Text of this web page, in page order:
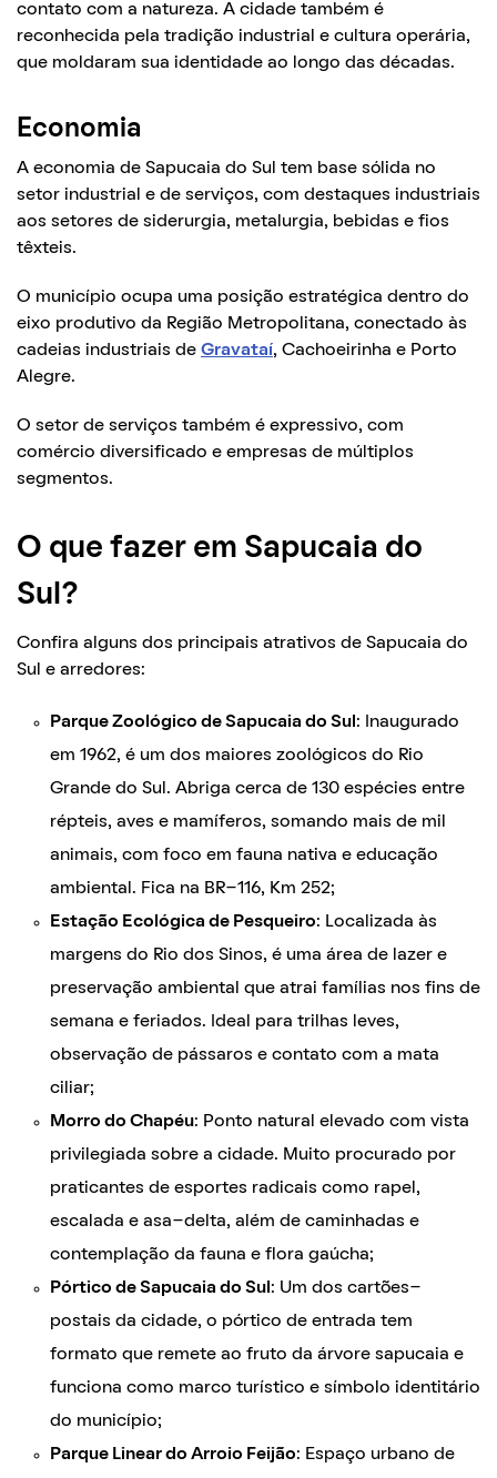
contato com a natureza. A cidade também é
reconhecida pela tradição industrial e cultura operária,
que moldaram sua identidade ao longo das décadas.
Economia
A economia de Sapucaia do Sul tem base sólida no
setor industrial e de serviços, com destaques industriais
aos setores de siderurgia, metalurgia, bebidas e fios
têxteis.
O município ocupa uma posição estratégica dentro do
eixo produtivo da Região Metropolitana, conectado às
cadeias industriais de Gravataí, Cachoeirinha e Porto
Alegre.
O setor de serviços também é expressivo, com
comércio diversificado e empresas de múltiplos
segmentos.
O que fazer em Sapucaia do
Sul?
Confira alguns dos principais atrativos de Sapucaia do
Sul e arredores:
Parque Zoológico de Sapucaia do Sul : Inaugurado
em 1962, é um dos maiores zoológicos do Rio
Grande do Sul. Abriga cerca de 130 espécies entre
répteis, aves e mamíferos, somando mais de mil
animais, com foco em fauna nativa e educação
ambiental. Fica na BR-116, Km 252;
Estação Ecológica de Pesqueiro: Localizada às
margens do Rio dos Sinos, é uma área de lazer e
preservação ambiental que atrai famílias nos fins de
semana e feriados. Ideal para trilhas leves,
observação de pássaros e contato com a mata
ciliar;
Morro do Chapéu: Ponto natural elevado com vista
privilegiada sobre a cidade. Muito procurado por
praticantes de esportes radicais como rapel,
escalada e asa-delta, além de caminhadas e
contemplação da fauna e flora gaúcha;
Pórtico de Sapucaia do Sul : Um dos cartões-
postais da cidade, o pórtico de entrada tem
formato que remete ao fruto da árvore sapucaia e
funciona como marco turístico e símbolo identitário
do município;
Parque Linear do Arroio Feijão: Espaço urbano de